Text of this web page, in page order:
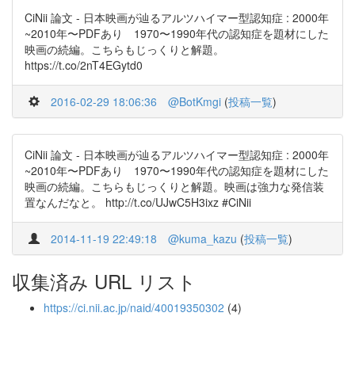
CiNii 論文 - 日本映画が辿るアルツハイマー型認知症 : 2000年
~2010年〜PDFあり 1970〜1990年代の認知症を題材にした
映画の続編。こちらもじっくりと解題。
https://t.co/2nT4EGytd0
2016-02-29 18:06:36 @BotKmgi (投稿一覧)
CiNii 論文 - 日本映画が辿るアルツハイマー型認知症 : 2000年
~2010年〜PDFあり 1970〜1990年代の認知症を題材にした
映画の続編。こちらもじっくりと解題。映画は強力な発信装
置なんだなと。 http://t.co/UJwC5H3ixz #CiNii
2014-11-19 22:49:18 @kuma_kazu (投稿一覧)
収集済み URL リスト
https://ci.nii.ac.jp/naid/40019350302 (4)